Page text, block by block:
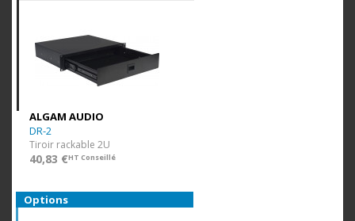
ALGAM AUDIO
DR-2
Tiroir rackable 2U
40,83 €HT Conseillé
Options